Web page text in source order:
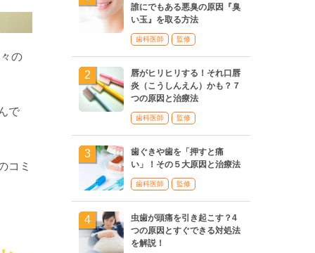
の
で
コミ
誰にでもある悪臭の原因『臭
い玉』を取る方法
歯科医師 監修
唇がヒリヒリする！それ口唇
炎（こうしんえん）かも？７
つの原因と治療法
歯科医師 監修
歯ぐきや歯を「押すと痛
い」！その５大原因と治療法
歯科医師 監修
虫歯が頭痛を引き起こす？4
つの原因とすぐできる対処法
を解説！